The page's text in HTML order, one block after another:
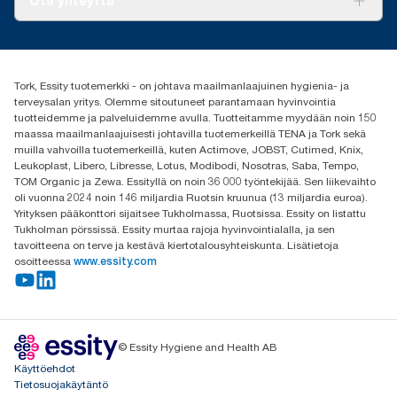
(+358) 9 5068 8222
Oy Essity Finland Ab
Revontulenkuja 1
02100 Espoo
Tork, Essity tuotemerkki - on johtava maailmanlaajuinen hygienia- ja
terveysalan yritys. Olemme sitoutuneet parantamaan hyvinvointia
tuotteidemme ja palveluidemme avulla. Tuotteitamme myydään noin 150
maassa maailmanlaajuisesti johtavilla tuotemerkeillä TENA ja Tork sekä
muilla vahvoilla tuotemerkeillä, kuten Actimove, JOBST, Cutimed, Knix,
Leukoplast, Libero, Libresse, Lotus, Modibodi, Nosotras, Saba, Tempo,
TOM Organic ja Zewa. Essityllä on noin 36 000 työntekijää. Sen liikevaihto
oli vuonna 2024 noin 146 miljardia Ruotsin kruunua (13 miljardia euroa).
Yrityksen pääkonttori sijaitsee Tukholmassa, Ruotsissa. Essity on listattu
Tukholman pörssissä. Essity murtaa rajoja hyvinvointialalla, ja sen
tavoitteena on terve ja kestävä kiertotalousyhteiskunta. Lisätietoja
osoitteessa www.essity.com
© Essity Hygiene and Health AB
Käyttöehdot
Tietosuojakäytäntö